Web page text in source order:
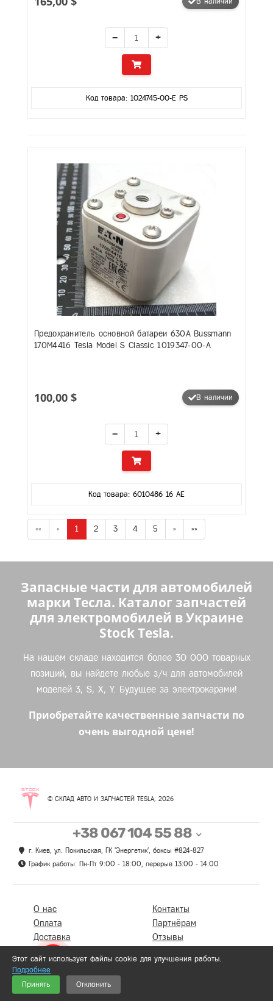
− +
Код товара: 1024745-00-E PS
Предохранитель основной батареи 630A Bussmann
170M4416 Tesla Model S Classic 1019347-00-A
100,00 $ В наличии
− +
Код товара: 6010486 16 AE
«« « 1 2 3 4 5 » »»
Запасные части для автомобилей
марки Тесла. Каталог запчастей
для электромобилей в Украине
Stock Tesla.
На нашем складе находится более 30 000 товарных
позиций, вы найдете любые з/ч для автомобилей
моделей 3, S, X, Y. Будущее за электрокарами!
Приобретайте качественные запчасти по
очень выгодной цене!
© СКЛАД АВТО И ЗАПЧАСТЕЙ TESLA, 2026
+38 067 104 55 88
г. Киев, ул. Покильская, ГК 'Энергетик', боксы #824-827
График работы: Пн-Пт 9:00 - 18:00, перерыв 13:00 - 14:00
О нас
Оплата
Доставка
РАСПРОДАЖА
Карта каталога
Контакты
Партнёрам
Отзывы
Политика
Этот сайт использует файлы cookie для улучшения работы.
Подробнее
Принять
Отклонить